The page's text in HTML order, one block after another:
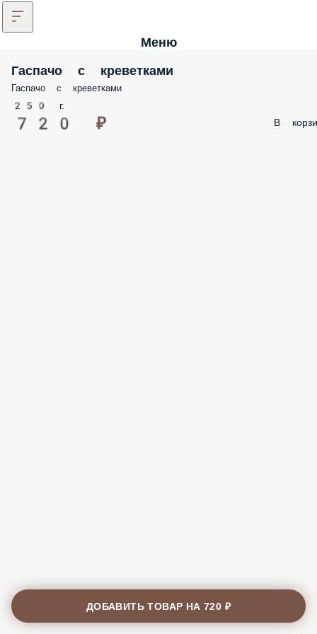
Меню
Гаспачо с креветками
Гаспачо с креветками
250 г.
720 ₽ В
ДОБАВИТЬ ТОВАР НА720 ₽